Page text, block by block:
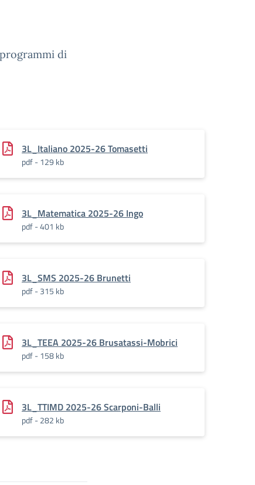
di
3L_Italiano 2025-26 Tomasetti
pdf - 129 kb
3L_Matematica 2025-26 Ingo
pdf - 401 kb
3L_SMS 2025-26 Brunetti
pdf - 315 kb
3L_TEEA 2025-26 Brusatassi-Mobrici
pdf - 158 kb
3L_TTIMD 2025-26 Scarponi-Balli
pdf - 282 kb